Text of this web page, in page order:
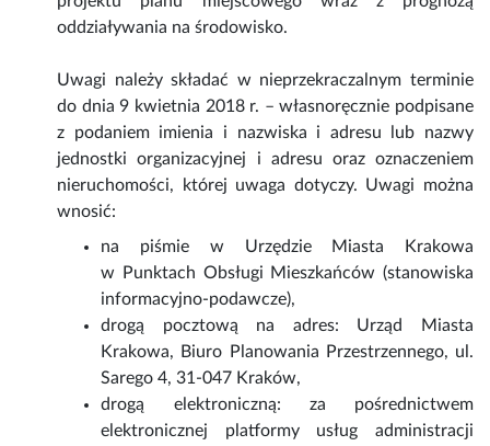
oddziaływania na środowisko.
Uwagi należy składać w nieprzekraczalnym terminie
do dnia 9 kwietnia 2018 r. – własnoręcznie podpisane
z podaniem imienia i nazwiska i adresu lub nazwy
jednostki organizacyjnej i adresu oraz oznaczeniem
nieruchomości, której uwaga dotyczy. Uwagi można
wnosić:
na piśmie w Urzędzie Miasta Krakowa
w Punktach Obsługi Mieszkańców (stanowiska
informacyjno-podawcze),
drogą pocztową na adres: Urząd Miasta
Krakowa, Biuro Planowania Przestrzennego, ul.
Sarego 4, 31-047 Kraków,
drogą elektroniczną: za pośrednictwem
elektronicznej platformy usług administracji